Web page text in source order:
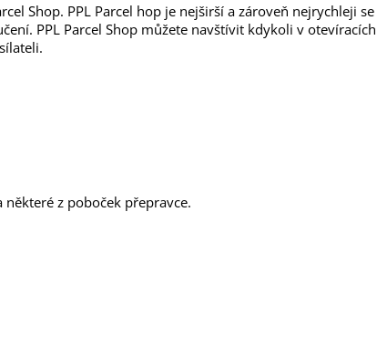
Shop. PPL Parcel hop je nejširší a zároveň nejrychleji
PPL Parcel Shop můžete navštívit kdykoli v
z poboček přepravce.